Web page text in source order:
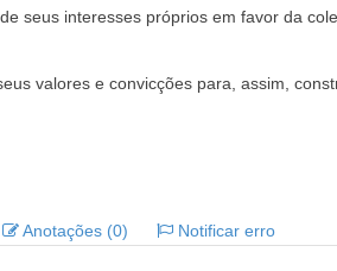
seus interesses próprios em favor da
valores e convicções para, assim,
Anotações (0) Notificar erro